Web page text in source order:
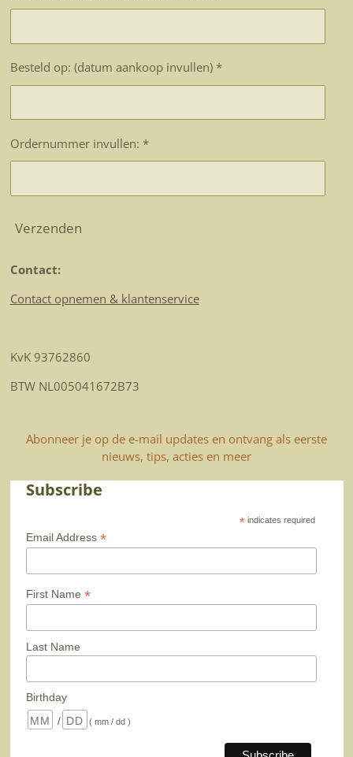
Besteld op: (datum aankoop invullen) *
Ordernummer invullen: *
Verzenden
Contact:
Contact opnemen & klantenservice
KvK 93762860
BTW NL005041672B73
Abonneer je op de e-mail updates en ontvang als eerste
nieuws, tips, acties en meer
Subscribe
* indicates required
Email Address *
First Name *
Last Name
Birthday
/
( mm / dd )